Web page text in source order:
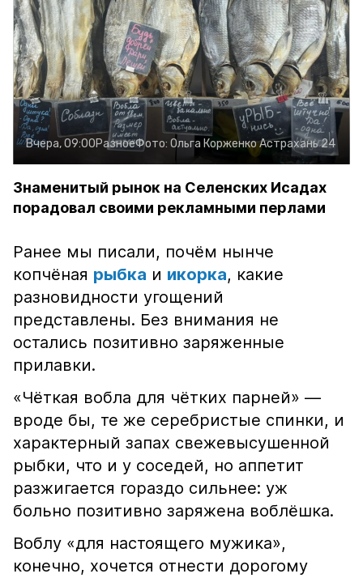
Вчера, 09:00РазноеФото: Ольга КорженкоАстрахань 24
Знаменитый рынок на Селенских Исадах
порадовал своими рекламными перлами
Ранее мы писали, почём нынче
копчёная рыбка и икорка, какие
разновидности угощений
представлены. Без внимания не
остались позитивно заряженные
прилавки.
«Чёткая вобла для чётких парней» —
вроде бы, те же серебристые спинки, и
характерный запах свежевысушенной
рыбки, что и у соседей, но аппетит
разжигается гораздо сильнее: уж
больно позитивно заряжена воблёшка.
Воблу «для настоящего мужика»,
конечно, хочется отнести дорогому